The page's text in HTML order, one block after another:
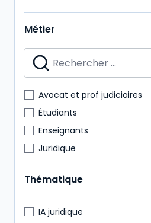
Métier
Avocat et prof judiciaires
Étudiants
Enseignants
Juridique
Notaire
Expert-comptable
Commissaire aux comptes
Thématique
IA juridique